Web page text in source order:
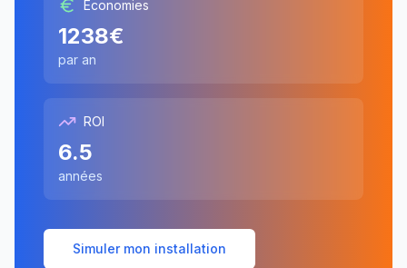
Économies
1238€
par an
ROI
6.5
années
Simuler mon installation